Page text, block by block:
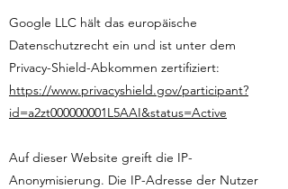
Google LLC hält das europäische
Datenschutzrecht ein und ist unter dem
Privacy-Shield-Abkommen zertifiziert:
https://www.privacyshield.gov/participant?
id=a2zt000000001L5AAI&status=Active
Auf dieser Website greift die IP-
Anonymisierung. Die IP-Adresse der Nutzer